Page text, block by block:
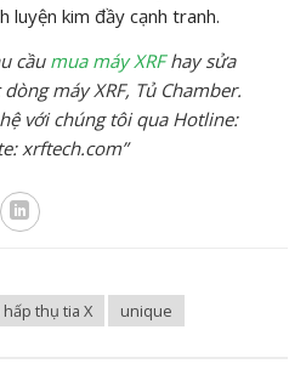
luyện kim đầy cạnh tranh.
cầu mua máy XRFhay sửa
máy XRF, Tủ Chamber.
với chúng tôi qua Hotline:
xrftech.com”
thụ tia X
unique